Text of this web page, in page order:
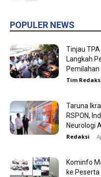
POPULER NEWS
Tinjau
Langkah
Tim
Taruna
RSPON,
Neurologi
Redaksi -
Kominfo
ke